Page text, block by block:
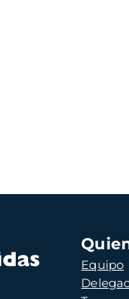
Navegación
principal
Equipo